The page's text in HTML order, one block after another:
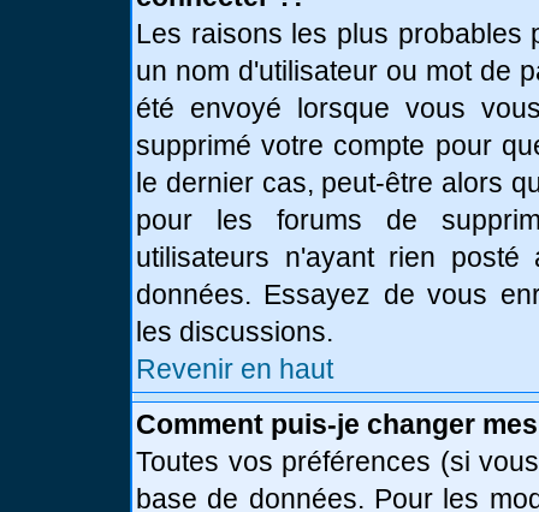
Les raisons les plus probables
un nom d'utilisateur ou mot de
été envoyé lorsque vous
supprimé votre compte pour
le dernier cas, peut-être alors
pour les forums de
utilisateurs n'ayant rien
données. Essayez de vous
les discussions.
Revenir en haut
Comment puis-je changer
Toutes vos préférences (si
base de données. Pour les